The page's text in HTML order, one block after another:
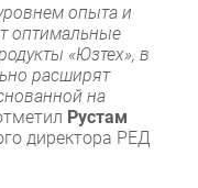
опыта и
оптимальные
«Юзтех», в
расширят
на
Рустам
директора РЕД